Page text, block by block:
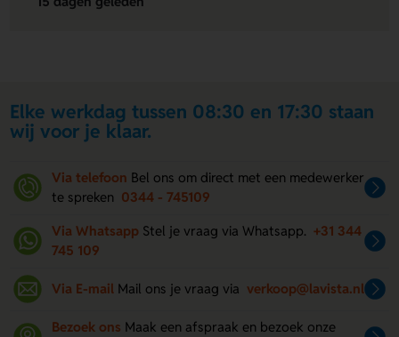
Elke werkdag tussen 08:30 en 17:30 staan
wij voor je klaar.
Via telefoon Bel ons om direct met een medewerker
te spreken 0344 - 745109
Via Whatsapp Stel je vraag via Whatsapp. +31 344
745 109
Via E-mail Mail ons je vraag via verkoop@lavista.nl
Bezoek ons Maak een afspraak en bezoek onze